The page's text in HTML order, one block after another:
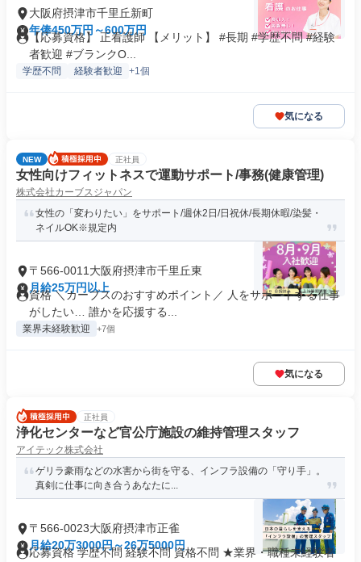
大阪府摂津市千里丘新町
年俸450万円～600万円
【応募資格】 正看護師 【メリット】 #長期 #学歴不問 #経験
者歓迎 #ブランクO...
学歴不問 経験者歓迎 +1個
気になる
NEW 正社員
女性向けフィットネスで運動サポート/事務(健康管理)
株式会社カーブスジャパン
女性の「変わりたい」をサポート/週休2日/日祝休/長期休暇/染髪・
ネイルOK※規定内
〒566-0011大阪府摂津市千里丘東
月給25万円以上
資格 ＼カーブスのおすすめポイント／ 人をサポートする仕事
がしたい… 誰かを応援する...
業界未経験歓迎 +7個
気になる
正社員
浄化センターなど官公庁施設の維持管理スタッフ
アイテック株式会社
ゲリラ豪雨などの水害から街を守る、インフラ設備の「守り手」。
真剣に仕事に向き合うあなたに...
〒566-0023大阪府摂津市正雀
月給20万3000円～26万5000円
応募資格 学歴不問 経験不問 資格不問 ★業界・職種未経験者